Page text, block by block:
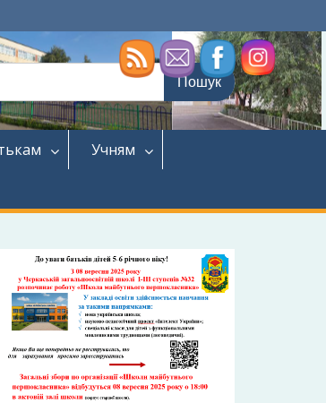
Учням